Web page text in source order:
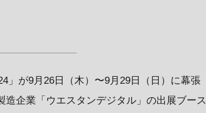
」が9月26日（木）〜9月29日（日）に幕張
企業「ウエスタンデジタル」の出展ブース